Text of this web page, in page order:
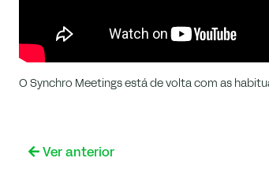
O Synchro Meetings está de volta com as
Ver anterior